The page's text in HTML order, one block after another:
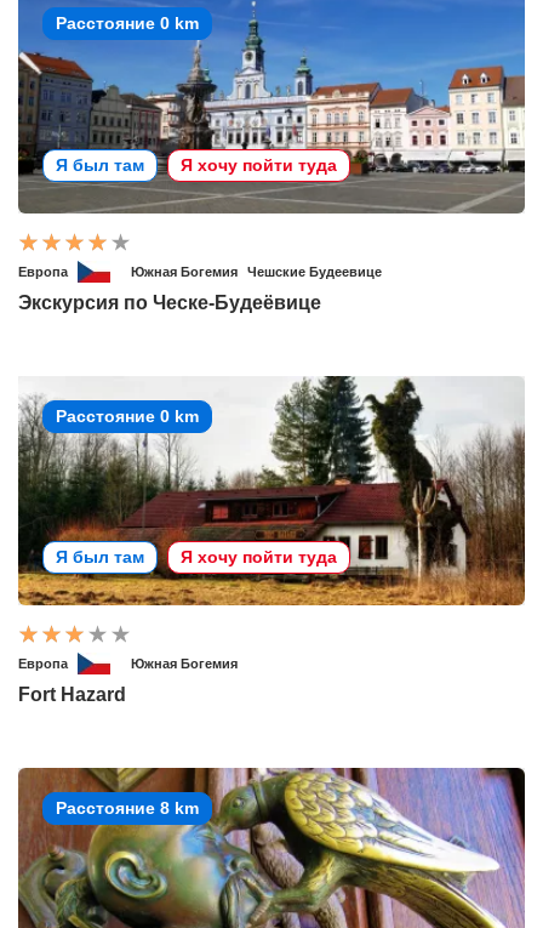
Расстояние 0 km
Я был там Я хочу пойти туда
Европа Южная Богемия Чешские Будеевице
Экскурсия по Ческе-Будеёвице
Расстояние 0 km
Я был там Я хочу пойти туда
Европа Южная Богемия
Fort Hazard
Расстояние 8 km